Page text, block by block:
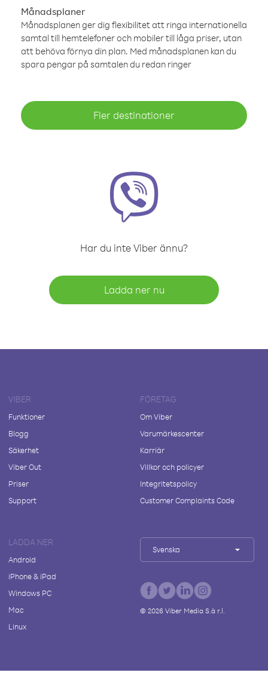
Månadsplaner
Månadsplanen ger dig flexibilitet att ringa internationella
samtal till hemtelefoner och mobiler till låga priser, utan
att behöva förnya din plan. Med månadsplanen kan du
spara pengar på samtalen du redan ringer
Fler destinationer
Har du inte Viber ännu?
Ladda ner nu
VIBER
Funktioner
Blogg
Säkerhet
Viber Out
Priser
Support
FÖRETAG
Om Viber
Varumärkescenter
Karriär
Villkor och policyer
Integritetspolicy
Customer Complaints Code
LADDA NER
Android
iPhone & iPad
Windows PC
Mac
Linux
Svenska
© 2026Viber Media S.à r.l.